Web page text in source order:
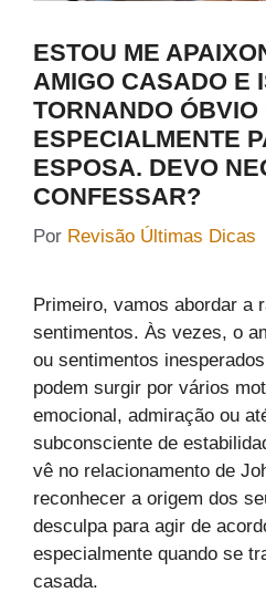
ESTOU ME
AMIGO CASADO E
TORNANDO ÓBVIO
ESPECIALMENTE
ESPOSA. DEVO
CONFESSAR?
Por Revisão Últimas Dicas
Primeiro, vamos abordar a
sentimentos. Às vezes, o
ou sentimentos
podem surgir por vários
emocional, admiração ou
subconsciente de
vê no relacionamento de
reconhecer a origem dos
desculpa para agir de
especialmente quando se
casada.